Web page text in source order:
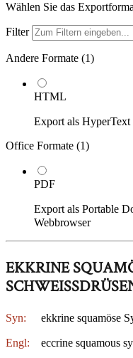
Wählen Sie das
Filter
Andere Formate (1)
HTML
Export als
Office Formate (1)
PDF
Export als Portable
Webbrowser
EKKRINE
Syn: ekkrine squamöse
Engl: eccrine squamous